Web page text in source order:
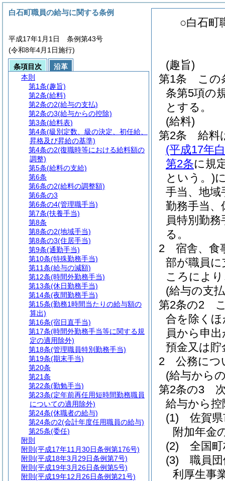
○白石町
(趣旨)
第1条
この
条第5項の
とする。
(給料)
第2条
給料
(平成17年
第2条に規
という。)
手当、地域
勤務手当、
員特別勤
る。
2
宿舎、食
部が職員
ころによ
(給与の支
第2条の2
合を除く
員から申
預金又は
2
公務につ
(給与から
第2条の3
給与から
(1)
佐賀
附加年金
(2)
全国
(3)
職員
利厚生事
白石町職員の給与に関する条例
平成17年1月1日 条例第43号
(令和8年4月1日施行)
条項目次
沿革
本則
第1条(趣旨)
第2条(給料)
第2条の2(給与の支払)
第2条の3(給与からの控除)
第3条(給料表)
第4条(級別定数、級の決定、初任給、
昇格及び昇給の基準)
第4条の2(復職時等における給料額の
調整)
第5条(給料の支給)
第6条
第6条の2(給料の調整額)
第6条の3
第6条の4(管理職手当)
第7条(扶養手当)
第8条
第8条の2(地域手当)
第8条の3(住居手当)
第9条(通勤手当)
第10条(特殊勤務手当)
第11条(給与の減額)
第12条(時間外勤務手当)
第13条(休日勤務手当)
第14条(夜間勤務手当)
第15条(勤務1時間当たりの給与額の
算出)
第16条(宿日直手当)
第17条(時間外勤務手当等に関する規
定の適用除外)
第18条(管理職員特別勤務手当)
第19条(期末手当)
第20条
第21条
第22条(勤勉手当)
第23条(定年前再任用短時間勤務職員
についての適用除外)
第24条(休職者の給与)
第24条の2(会計年度任用職員の給与)
第25条(委任)
附則
附則 (平成17年11月30日条例第176号)
附則 (平成18年3月29日条例第7号)
附則 (平成19年3月26日条例第5号)
附則 (平成19年12月26日条例第21号)